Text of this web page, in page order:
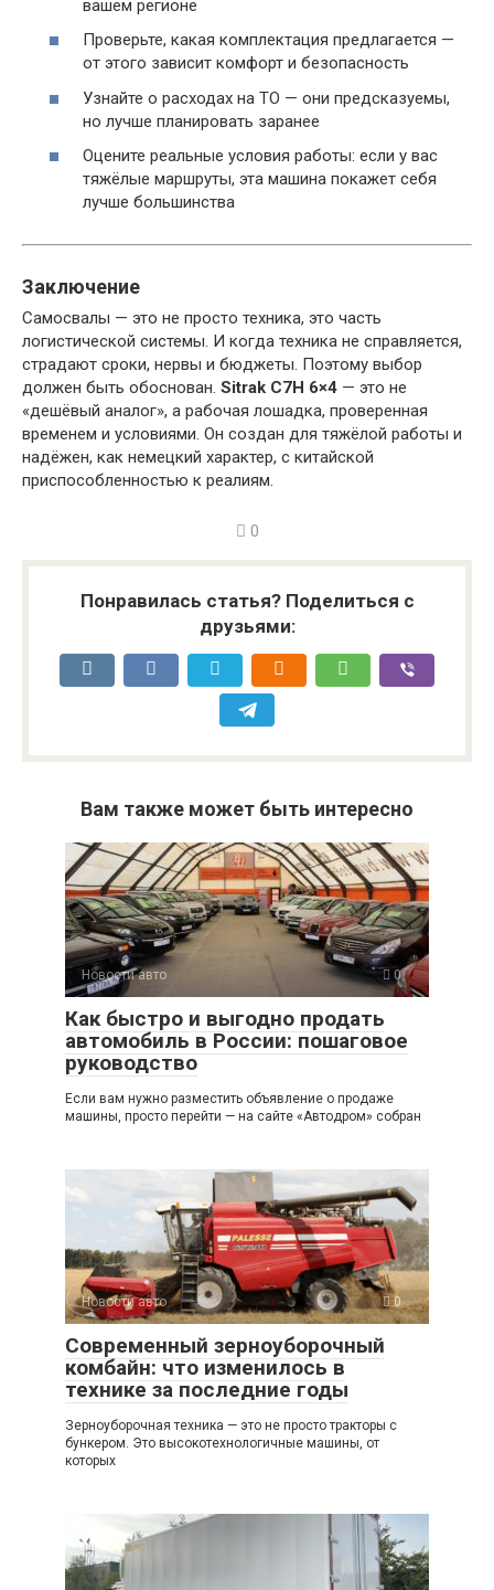
вашем регионе
Проверьте, какая комплектация предлагается —
от этого зависит комфорт и безопасность
Узнайте о расходах на ТО — они предсказуемы,
но лучше планировать заранее
Оцените реальные условия работы: если у вас
тяжёлые маршруты, эта машина покажет себя
лучше большинства
Заключение
Самосвалы — это не просто техника, это часть
логистической системы. И когда техника не справляется,
страдают сроки, нервы и бюджеты. Поэтому выбор
должен быть обоснован. Sitrak C7H 6×4 — это не
«дешёвый аналог», а рабочая лошадка, проверенная
временем и условиями. Он создан для тяжёлой работы и
надёжен, как немецкий характер, с китайской
приспособленностью к реалиям.
0
Понравилась статья? Поделиться с
друзьями:
Вам также может быть интересно
Новости авто 0
Как быстро и выгодно продать
автомобиль в России: пошаговое
руководство
Если вам нужно разместить объявление о продаже
машины, просто перейти — на сайте «Автодром» собран
Новости авто 0
Современный зерноуборочный
комбайн: что изменилось в
технике за последние годы
Зерноуборочная техника — это не просто тракторы с
бункером. Это высокотехнологичные машины, от
которых